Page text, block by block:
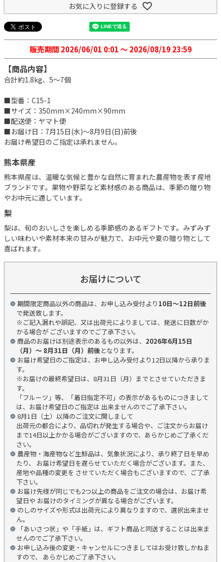
お気に入りに登録する
販売期間 2026/06/01 0:01〜 2026/08/19 23:59
【商品内容】
合計約1.8kg、5～7個
■型番：C15-1
■サイズ：350mm×240mm×90mm
■配送便：ヤマト便
■お届け日：7月15日(水)～8月9日(日)前後
お届け希望日のご指定は承れません。
熊本県産
熊本県産は、温暖な気候と豊かな自然に育まれた農産物を表す産地
ブランドです。果物や野菜など素材感のある商品は、季節の贈り物
やお中元に適しています。
梨
梨は、旬のおいしさを楽しめる季節感のあるギフトです。みずみず
しい味わいや素材本来の甘みが魅力で、お中元や夏の贈り物として
喜ばれます。
お届けについて
期間限定商品以外の商品は、お申し込み受付より 10日～12日前後
で発送致します。
※ご記入漏れや誤記、又は出荷元によりましては、発送に日数がか
かる場合が ございますのでご了承下さい。
商品のお届けは別途表示のあるもの以外は、 2026年6月15日
（月）～ 8月31日（月）前後となります。
お届け希望日のご指定は、お申し込み受付より12日以降から承りま
す。
※お届けの最終希望日は、8月31日（月）までとさせていただきま
す。
「フルーツ」等、「着日指定不可」の表示があるものにつきまして
は、お届け希望日のご指定は 出来ませんのでご了承下さい。
8月1日（土）以降のご注文に関しまして
出荷元の都合により、品切れが発生する場合や、ご注文からお届け
まで14日以上かかる場合がございますので、あらかじめご了承くだ
さい。
農産物・海産物など生鮮品は、気象状況により、承り終了日を早め
たり、 お届け希望日を遅らせていただく場合がございます。また、
産地や品種の変更を させていただく場合もございますので、ご了承
下さい。
お届け先様が同じでも2つ以上の商品をご注文の場合は、お届け希
望日や お届けのタイミングが異なる場合がございます。
のしのサイズや形式は出荷元により異なりますので、選択出来ませ
ん。
「あいさつ状」や「手紙」は、ギフト商品と同送することは出来ま
せんのでご了承下さい。
お申し込み後の変更・キャンセルにつきましてはお受け致しかねま
すので、 あらかじめご了承下さい。